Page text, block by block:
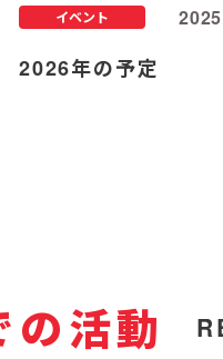
2026年の予定
イベント
の活動